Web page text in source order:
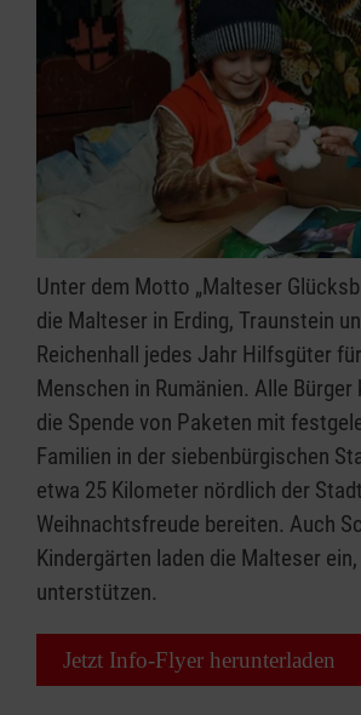
Unter dem Motto „Malteser
die Malteser in Erding, Traunstein
Reichenhall jedes Jahr Hilfsgüter
Menschen in Rumänien. Alle Bürger
die Spende von Paketen mit
Familien in der siebenbürgischen
etwa 25 Kilometer nördlich der
Weihnachtsfreude bereiten. Auch
Kindergärten laden die Malteser
unterstützen.
Jetzt Info-Flyer herunterladen